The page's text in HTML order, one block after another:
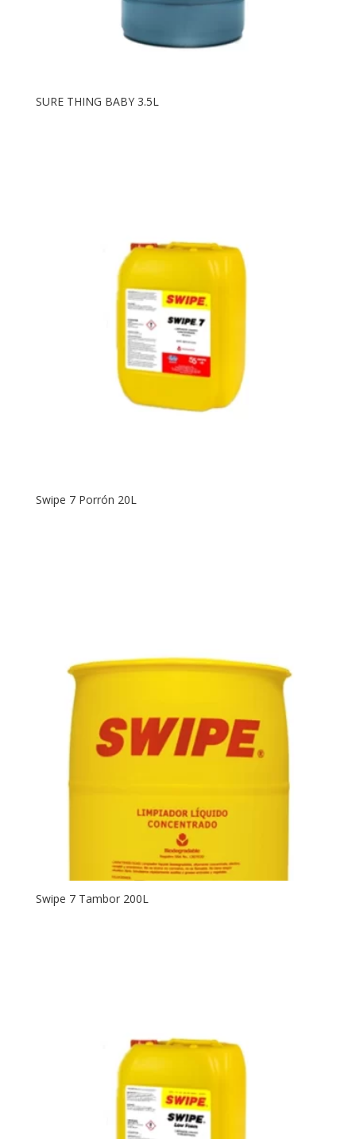
SURE THING BABY 3.5L
Swipe 7 Porrón 20L
Swipe 7 Tambor 200L